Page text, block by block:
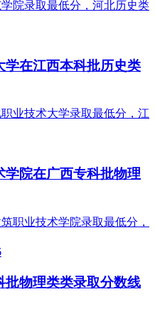
学在江西本科批历史类
学院在广西专科批物理
批物理类类录取分数线